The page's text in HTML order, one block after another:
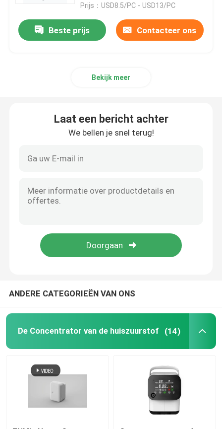
Huis
Producten
Ongeveer ons
Prijs：USD8.5/PC - USD13/PC
Beste prijs Contacteer ons
Bekijk meer
Laat een bericht achter
We bellen je snel terug!
ANDERE CATEGORIEËN VAN ONS
De Concentrator van de huiszuurstof (14)